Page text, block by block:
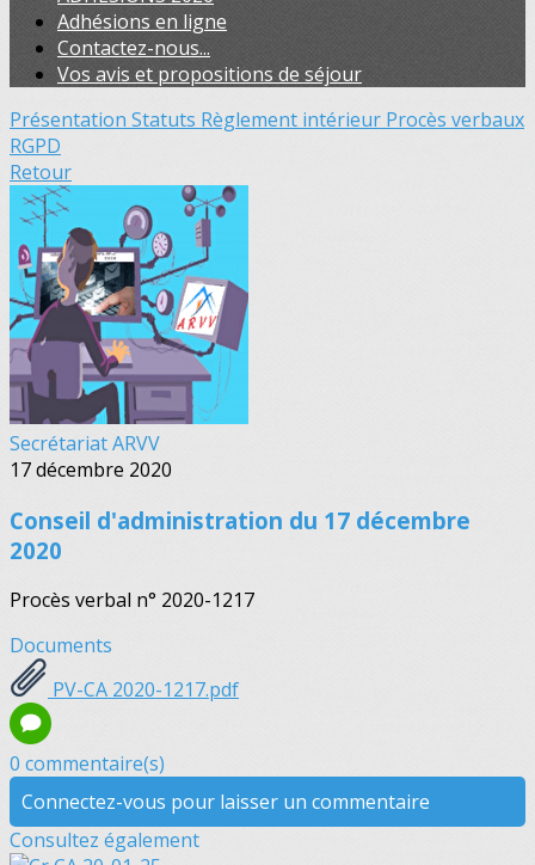
Adhésions en ligne
Contactez-nous...
Vos avis et propositions de séjour
Présentation Statuts Règlement intérieur Procès verbaux
RGPD
Retour
Secrétariat ARVV
17 décembre 2020
Conseil d'administration du 17 décembre
2020
Procès verbal n° 2020-1217
Documents
PV-CA 2020-1217.pdf
0 commentaire(s)
Connectez-vous pour laisser un commentaire
Consultez également